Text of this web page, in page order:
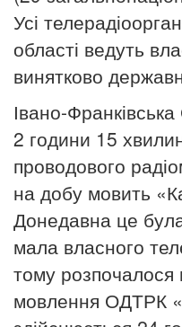
Усі
області ведуть
винятково
Івано-
2 години 15
проводового
на добу мовить
Донедавна це
мала власного
тому розпочалося
мовлення ОДТРК